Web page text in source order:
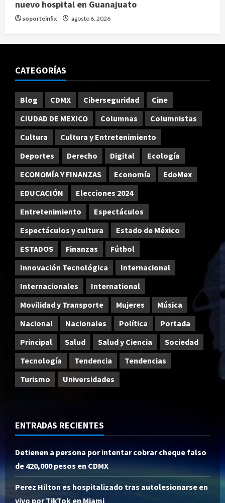
nuevo hospital en Guanajuato
soporteinfix agosto 6, 2026
CATEGORÍAS
Blog CDMX Ciberseguridad
Cine
CIUDAD DE MEXICO
Columnas
Columnistas
Cultura
Cultura y Entretenimiento
Deportes
Derecho Digital
Ecología
ECONOMÍA Y FINANZAS
Economía
EdoMex
EDUCACIÓN
Elecciones 2024
Entretenimiento
Espectáculos
Espectáculos y cultura
Estado de México
ESTADOS
Finanzas
Fútbol
Innovación Tecnológica
Internacional
Internacionales
International
Movilidad y Transporte
Mujeres
Música
Nacional
Nacionales Política
Portada
Principal
Salud Salud y Ciencia
Sociedad
Tecnología
Tendencia
Tendencias
Turismo
Universidades
ENTRADAS RECIENTES
Detienen a persona por intentar cobrar cheque falso
de 420,000 pesos en CDMX
Perez Hilton es hospitalizado tras autolesionarse en
vivo por TikTok en Miami